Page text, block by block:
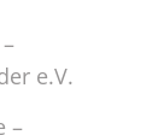
e.V.
–